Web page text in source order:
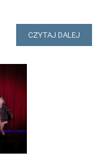
CZYTAJ DALEJ